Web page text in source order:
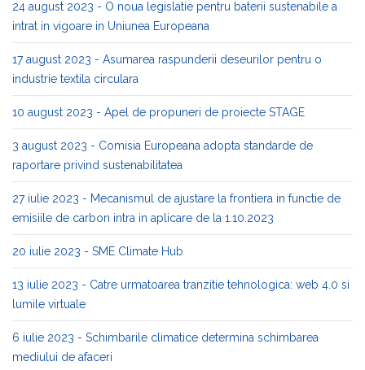
24 august 2023 - O noua legislatie pentru baterii sustenabile a
intrat in vigoare in Uniunea Europeana
17 august 2023 - Asumarea raspunderii deseurilor pentru o
industrie textila circulara
10 august 2023 - Apel de propuneri de proiecte STAGE
3 august 2023 - Comisia Europeana adopta standarde de
raportare privind sustenabilitatea
27 iulie 2023 - Mecanismul de ajustare la frontiera in functie de
emisiile de carbon intra in aplicare de la 1.10.2023
20 iulie 2023 - SME Climate Hub
13 iulie 2023 - Catre urmatoarea tranzitie tehnologica: web 4.0 si
lumile virtuale
6 iulie 2023 - Schimbarile climatice determina schimbarea
mediului de afaceri